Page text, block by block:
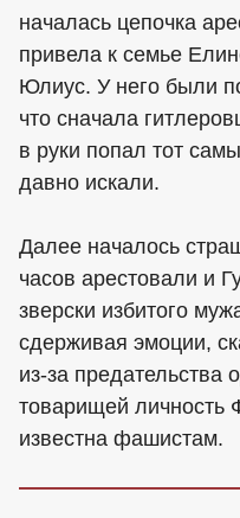
началась цепочка
привела к семье
Юлиус. У него были
что сначала
в руки попал тот
давно искали.
Далее началось
часов арестовали и
зверски избитого
сдерживая эмоции,
из-за предательства
товарищей личность
известна фашистам.